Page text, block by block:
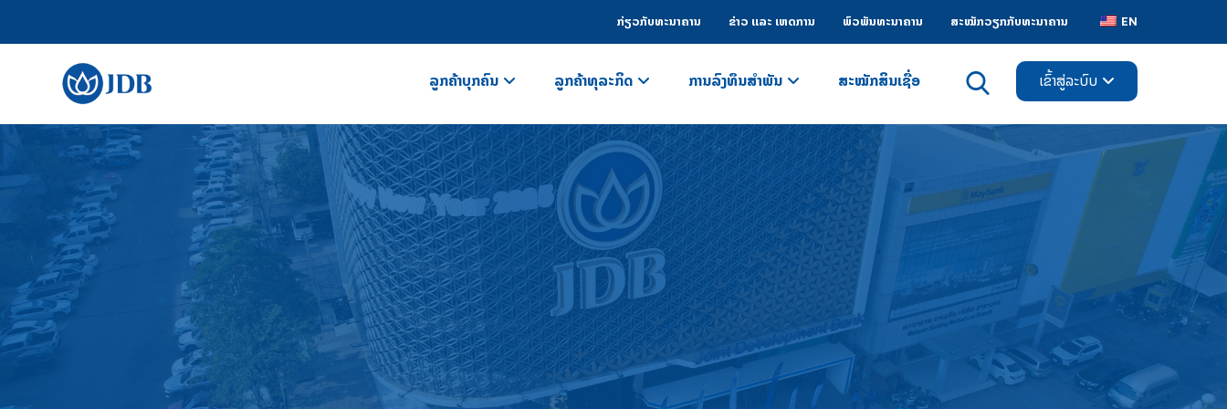
EN
ກ່ຽວກັບທະນາຄານ ຂ່າວ ແລະ ເຫດການ ພົວພັນທະນາຄານ ສະໝັກວຽກກັບທະນາຄານ
ເຂົ້າສູ່ລະບົບ
ລູກຄ້າບຸກຄົນ ລູກຄ້າທຸລະກິດ ການລົງທຶນສຳພັນ ສະໝັກສິນເຊື່ອ